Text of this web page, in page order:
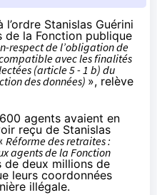
l’ordre Stanislas Guérini
de la Fonction publique
respect de l’obligation de
avec les finalités
(article 5 - 1 b) du
des données) », relève
agents avaient en
reçu de Stanislas
Réforme des retraites :
agents de la Fonction
de deux millions de
leurs coordonnées
illégale.